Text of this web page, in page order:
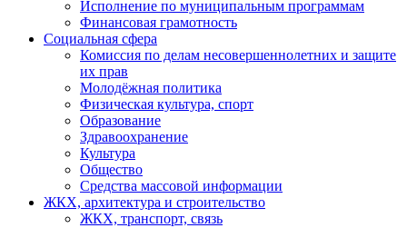
Исполнение по муниципальным программам
Финансовая грамотность
Социальная сфера
Комиссия по делам несовершеннолетних и защите
их прав
Молодёжная политика
Физическая культура, спорт
Образование
Здравоохранение
Культура
Общество
Средства массовой информации
ЖКХ, архитектура и строительство
ЖКХ, транспорт, связь